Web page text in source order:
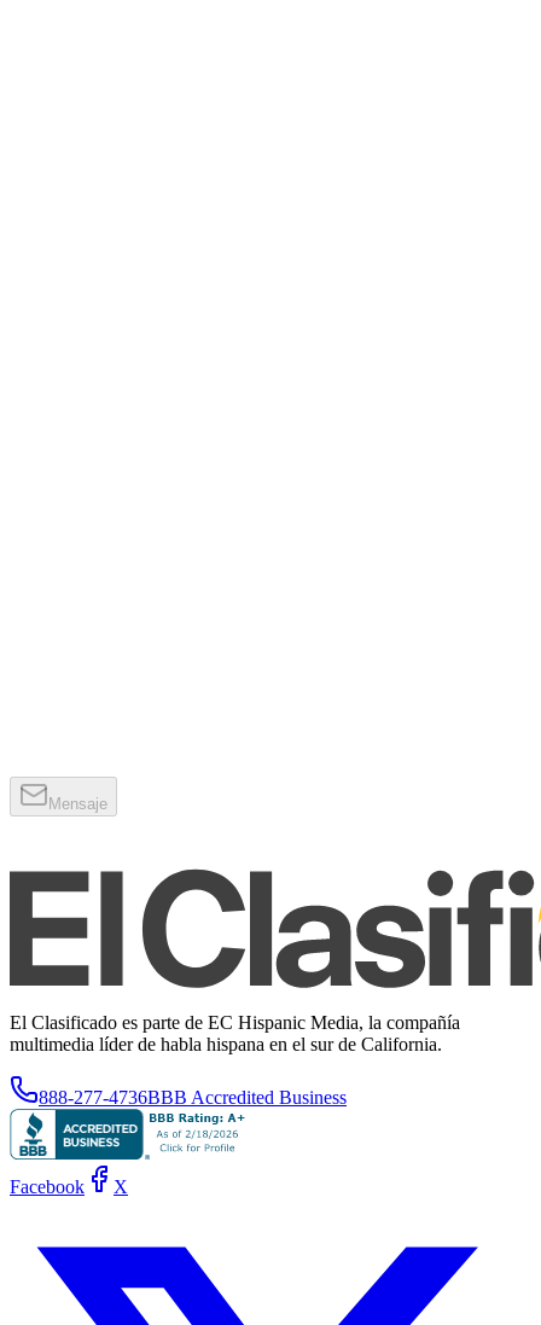
Mensaje
El Clasificado es parte de EC Hispanic Media, la compañía
multimedia líder de habla hispana en el sur de California.
888-277-4736BBB Accredited Business
Facebook X